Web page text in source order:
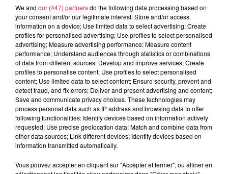
6 août 2026
Les dernières infos sur la venue du
pape à Metz en septembre
5 août 2026
Europa-Park : des précisons sur
l’après Euro-Mir
We and our (447) partnersdo the following data processing based on
your consent and/or our legitimate interest: Store and/or access
information on a device; Use limited data to select advertising; Create
profiles for personalised advertising; Use profiles to select personalised
advertising; Measure advertising performance; Measure content
performance; Understand audiences through statistics or combinations
of data from different sources; Develop and improve services; Create
profiles to personalise content; Use profiles to select personalised
content; Use limited data to select content; Ensure security, prevent and
detect fraud, and fix errors; Deliver and present advertising and content;
Save and communicate privacy choices. These technologies may
process personal data such as IP address and browsing data to offer
following functionalities: Identify devices based on information actively
requested; Use precise geolocation data; Match and combine data from
other data sources; Link different devices; Identify devices based on
information transmitted automatically.
Vous pouvez accepter en cliquant sur "Accepter et fermer", ou affiner en